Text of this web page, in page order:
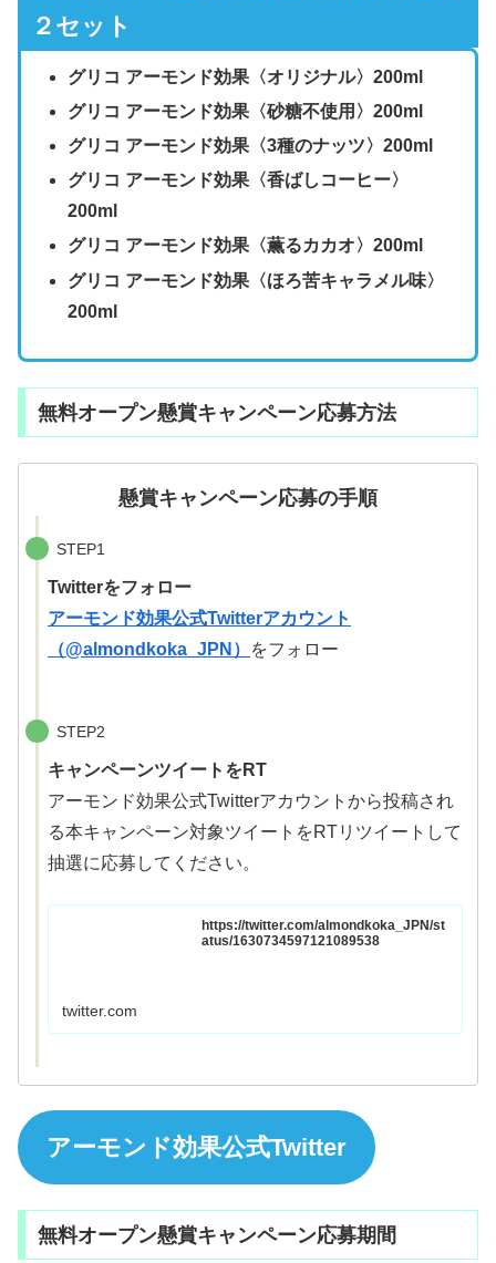
２セット
グリコ アーモンド効果〈オリジナル〉200ml
グリコ アーモンド効果〈砂糖不使用〉200ml
グリコ アーモンド効果〈3種のナッツ〉200ml
グリコ アーモンド効果〈香ばしコーヒー〉
200ml
グリコ アーモンド効果〈薫るカカオ〉200ml
グリコ アーモンド効果〈ほろ苦キャラメル味〉
200ml
無料オープン懸賞キャンペーン応募方法
懸賞キャンペーン応募の手順
STEP1
Twitterをフォロー
アーモンド効果公式Twitterアカウント
（@almondkoka_JPN）
をフォロー
STEP2
キャンペーンツイートをRT
アーモンド効果公式Twitterアカウントから投稿され
る本キャンペーン対象ツイートをRTリツイートして
抽選に応募してください。
https://twitter.com/almondkoka_JPN/st
atus/1630734597121089538
twitter.com
アーモンド効果公式Twitter
無料オープン懸賞キャンペーン応募期間